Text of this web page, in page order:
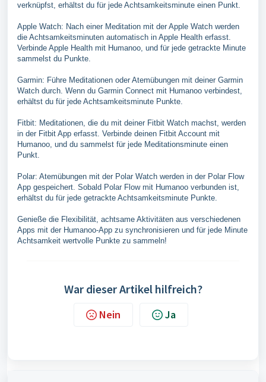
verknüpfst, erhältst du für jede Achtsamkeitsminute einen Punkt.
Apple Watch: Nach einer Meditation mit der Apple Watch werden
die Achtsamkeitsminuten automatisch in Apple Health erfasst.
Verbinde Apple Health mit Humanoo, und für jede getrackte Minute
sammelst du Punkte.
Garmin: Führe Meditationen oder Atemübungen mit deiner Garmin
Watch durch. Wenn du Garmin Connect mit Humanoo verbindest,
erhältst du für jede Achtsamkeitsminute Punkte.
Fitbit: Meditationen, die du mit deiner Fitbit Watch machst, werden
in der Fitbit App erfasst. Verbinde deinen Fitbit Account mit
Humanoo, und du sammelst für jede Meditationsminute einen
Punkt.
Polar: Atemübungen mit der Polar Watch werden in der Polar Flow
App gespeichert. Sobald Polar Flow mit Humanoo verbunden ist,
erhältst du für jede getrackte Achtsamkeitsminute Punkte.
Genieße die Flexibilität, achtsame Aktivitäten aus verschiedenen
Apps mit der Humanoo-App zu synchronisieren und für jede Minute
Achtsamkeit wertvolle Punkte zu sammeln!
War dieser Artikel hilfreich?
Nein Ja